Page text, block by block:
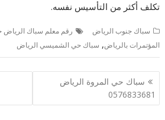
تكلف أكثر من التأسيس نفسه.
سباك جنوب الرياض رقم معلم سباك الرياض
المؤتمرات بالرياض, سباك حي الشميسي الرياض
تصفّح
المقالات
سباك حي المروة الرياض
0576833681